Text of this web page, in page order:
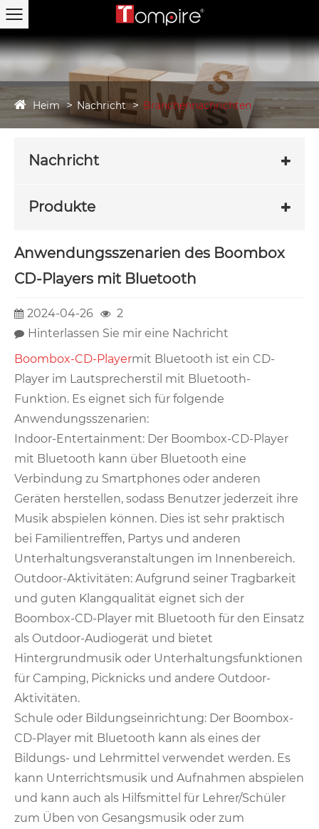
Heim Nachricht Branchennachrichten
Nachricht
Produkte
Anwendungsszenarien des Boombox
CD-Players mit Bluetooth
2024-04-26
2
Hinterlassen Sie mir eine Nachricht
Boombox-CD-Playermit Bluetooth ist ein CD-
Player im Lautsprecherstil mit Bluetooth-
Funktion. Es eignet sich für folgende
Anwendungsszenarien:
Indoor-Entertainment: Der Boombox-CD-Player
mit Bluetooth kann über Bluetooth eine
Verbindung zu Smartphones oder anderen
Geräten herstellen, sodass Benutzer jederzeit ihre
Musik abspielen können. Dies ist sehr praktisch
bei Familientreffen, Partys und anderen
Unterhaltungsveranstaltungen im Innenbereich.
Outdoor-Aktivitäten: Aufgrund seiner Tragbarkeit
und guten Klangqualität eignet sich der
Boombox-CD-Player mit Bluetooth für den Einsatz
als Outdoor-Audiogerät und bietet
Hintergrundmusik oder Unterhaltungsfunktionen
für Camping, Picknicks und andere Outdoor-
Aktivitäten.
Schule oder Bildungseinrichtung: Der Boombox-
CD-Player mit Bluetooth kann als eines der
Bildungs- und Lehrmittel verwendet werden. Es
kann Unterrichtsmusik und Aufnahmen abspielen
und kann auch als Hilfsmittel für Lehrer/Schüler
zum Üben von Gesangsmusik oder zum